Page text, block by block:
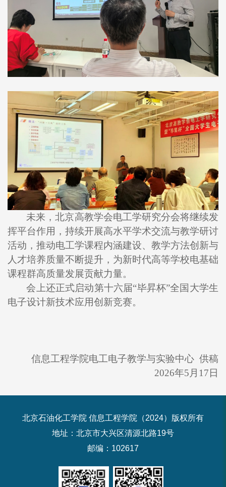
未来，北京高教学会电工学研究分会将继续发
挥平台作用，持续开展高水平学术交流与教学研讨
活动，推动电工学课程内涵建设、教学方法创新与
人才培养质量不断提升，为新时代高等学校电基础
课程群高质量发展贡献力量。
会上还正式启动第十六届“毕昇杯”全国大学生
电子设计新技术应用创新竞赛。
信息工程学院电工电子教学与实验中心 供稿
2026年5月17日
北京石油化工学院 信息工程学院（2024）版权所有
地址：北京市大兴区清源北路19号
邮编：102617